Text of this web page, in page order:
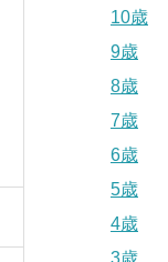
10歳
9歳
8歳
7歳
6歳
5歳
4歳